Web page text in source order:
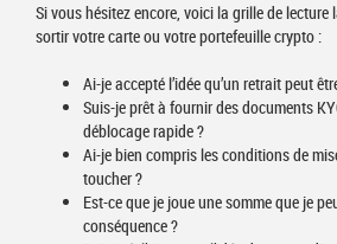
Si vous hésitez encore, voici la grille de
sortir votre carte ou votre portefeuille crypto :
Ai-je accepté l’idée qu’un retrait peut
Suis-je prêt à fournir des documents
déblocage rapide ?
Ai-je bien compris les conditions de
toucher ?
Est-ce que je joue une somme que je
conséquence ?